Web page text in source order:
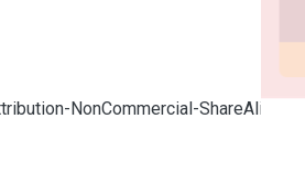
NonCommercial-ShareAlike 4.0